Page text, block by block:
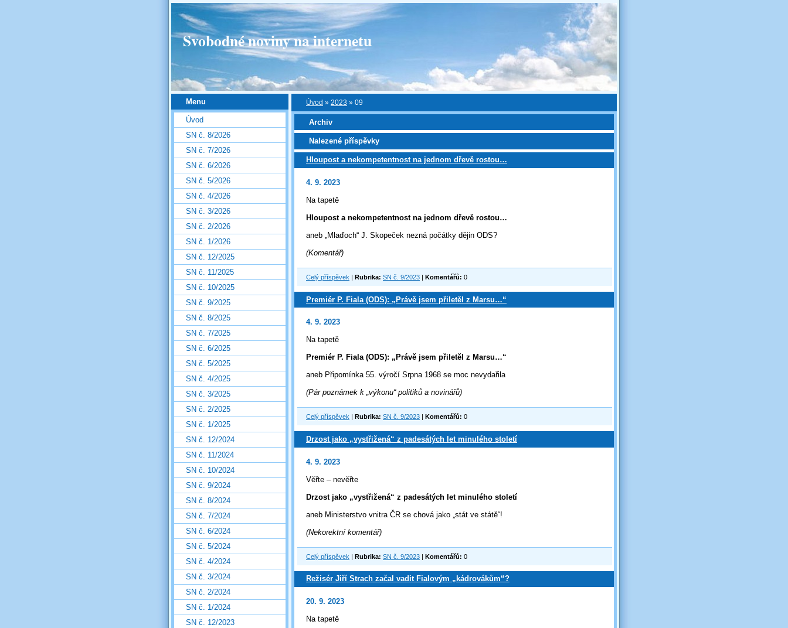
Svobodné noviny na internetu
Úvod » 2023 » 09
Archiv
Nalezené příspěvky
Hloupost a nekompetentnost na jednom dřevě rostou…
4. 9. 2023
Na tapetě
Hloupost a nekompetentnost na jednom dřevě rostou…
aneb „Mlaďoch“ J. Skopeček nezná počátky dějin ODS?
(Komentář)
Celý příspěvek | Rubrika: SN č. 9/2023 | Komentářů: 0
Premiér P. Fiala (ODS): „Právě jsem přiletěl z Marsu…“
4. 9. 2023
Na tapetě
Premiér P. Fiala (ODS): „Právě jsem přiletěl z Marsu…“
aneb Připomínka 55. výročí Srpna 1968 se moc nevydařila
(Pár poznámek k „výkonu“ politiků a novinářů)
Celý příspěvek Rubrika: SN č. 9/2023 Komentářů: 0
Drzost jako „vystřižená“ z padesátých let minulého století
4. 9. 2023
Věřte – nevěřte
Drzost jako „vystřižená“ z padesátých let minulého století
aneb Ministerstvo vnitra ČR se chová jako „stát ve státě“!
(Nekorektní komentář)
Celý příspěvek | Rubrika: SN č. 9/2023 | Komentářů: 0
Režisér Jiří Strach začal vadit Fialovým „kádrovákům“?
20. 9. 2023
Na tapetě
Menu
Úvod
SN č. 8/2026
SN č. 7/2026
SN č. 6/2026
SN č. 5/2026
SN č. 4/2026
SN č. 3/2026
SN č. 2/2026
SN č. 1/2026
SN č. 12/2025
SN č. 11/2025
SN č. 10/2025
SN č. 9/2025
SN č. 8/2025
SN č. 7/2025
SN č. 6/2025
SN č. 5/2025
SN č. 4/2025
SN č. 3/2025
SN č. 2/2025
SN č. 1/2025
SN č. 12/2024
SN č. 11/2024
SN č. 10/2024
SN č. 9/2024
SN č. 8/2024
SN č. 7/2024
SN č. 6/2024
SN č. 5/2024
SN č. 4/2024
SN č. 3/2024
SN č. 2/2024
SN č. 1/2024
SN č. 12/2023